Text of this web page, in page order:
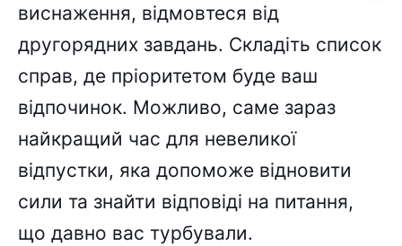
виснаження, відмовтеся від
другорядних завдань. Складіть список
справ, де пріоритетом буде ваш
відпочинок. Можливо, саме зараз
найкращий час для невеликої
відпустки, яка допоможе відновити
сили та знайти відповіді на питання,
що давно вас турбували.